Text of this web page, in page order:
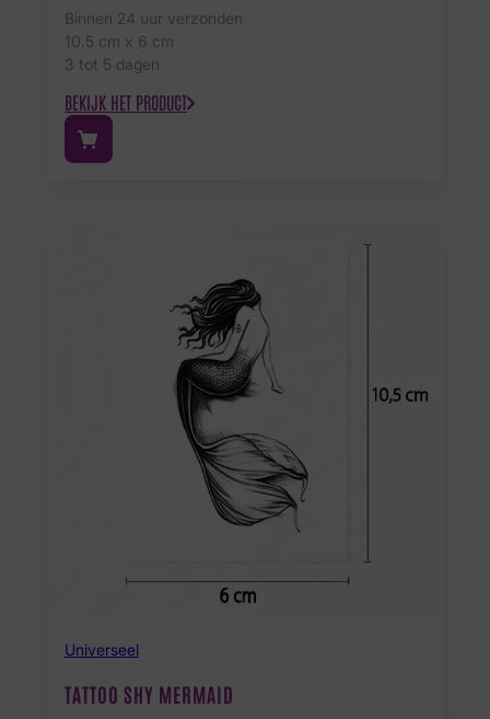
Binnen 24 uur verzonden
10.5 cm x 6 cm
3 tot 5 dagen
BEKIJK HET PRODUCT
Universeel
TATTOO SHY MERMAID